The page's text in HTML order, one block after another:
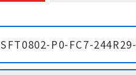
SFT0802-P0-FC7-244R29-